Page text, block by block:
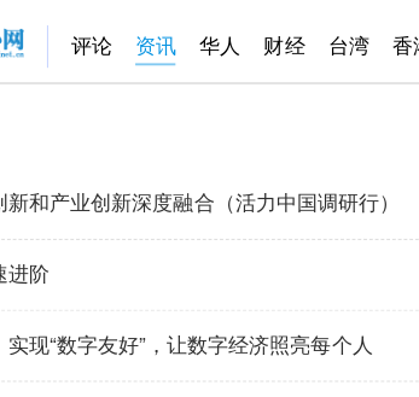
评论 资讯 华人 财经 台湾 香
和产业创新深度融合（活力中国调研行）
进阶
现“数字友好”，让数字经济照亮每个人